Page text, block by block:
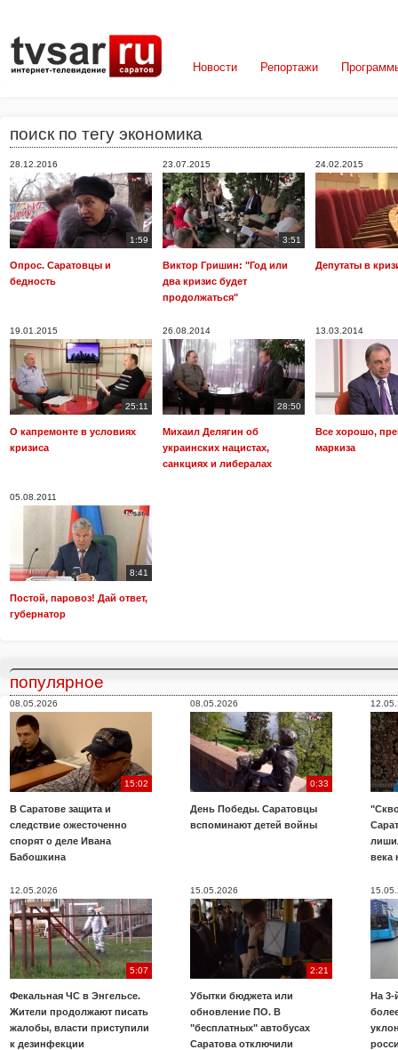
Новости Репортажи
поиск по тегу экономика
28.12.2016
1:59
Опрос. Саратовцы и
бедность
23.07.2015
3:51
Виктор Гришин: "Год или
два кризис будет
продолжаться"
24.02.2015
Депутаты в
19.01.2015
25:11
О капремонте в условиях
кризиса
26.08.2014
28:50
Михаил Делягин об
украинских нацистах,
санкциях и либералах
13.03.2014
Все хорошо,
маркиза
05.08.2011
8:41
Постой, паровоз! Дай ответ,
губернатор
популярное
08.05.2026
15:02
В Саратове защита и
следствие ожесточенно
спорят о деле Ивана
Бабошкина
08.05.2026
0:33
День Победы. Саратовцы
вспоминают детей войны
века
12.05.2026
5:07
Фекальная ЧС в Энгельсе.
Жители продолжают писать
жалобы, власти приступили
к дезинфекции
15.05.2026
2:21
Убытки бюджета или
обновление ПО. В
"бесплатных" автобусах
Саратова отключили
На 3-